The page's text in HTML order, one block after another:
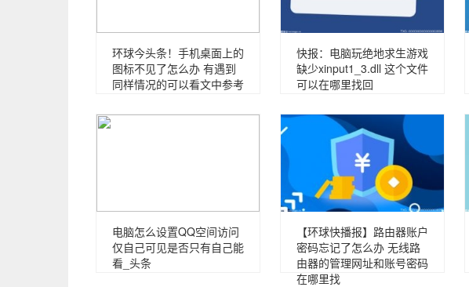
环球今头条！手机桌面上的
图标不见了怎么办 有遇到
同样情况的可以看文中参考
快报：电脑玩绝地求生游戏
缺少xinput1_3.dll 这个文件
可以在哪里找回
电脑怎么设置QQ空间访问
仅自己可见是否只有自己能
看_头条
【环球快播报】路由器账户
密码忘记了怎么办 无线路
由器的管理网址和账号密码
在哪里找